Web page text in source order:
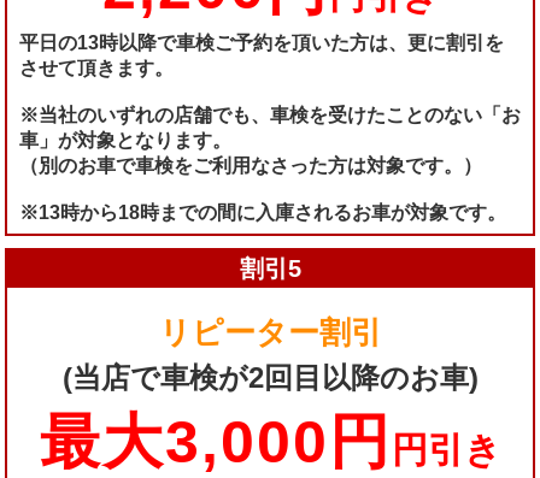
平日の13時以降で車検ご予約を頂いた方は、更に割引を
させて頂きます。
※当社のいずれの店舗でも、車検を受けたことのない「お
車」が対象となります。
（別のお車で車検をご利用なさった方は対象です。）
※13時から18時までの間に入庫されるお車が対象です。
割引5
リピーター割引
(当店で車検が2回目以降のお車)
最大3,000円 円引き